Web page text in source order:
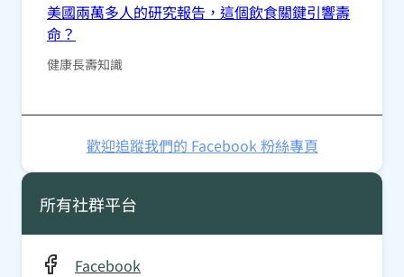
美國兩萬多人的研究報告，這個飲食關鍵引響壽
命？
健康長壽知識
歡迎追蹤我們的 Facebook 粉絲專頁
所有社群平台
Facebook